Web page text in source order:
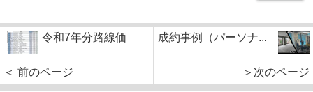
令和7年分路線価
＜ 前のページ
成約事例（パーソナ...
＞次のページ